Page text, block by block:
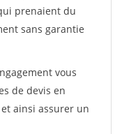
prenaient du
sans garantie
vous
de devis en
ainsi assurer un